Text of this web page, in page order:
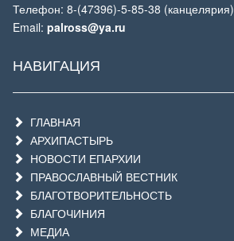
Телефон: 8-(47396)-5-85-38 (канцелярия)
Email: palross@ya.ru
НАВИГАЦИЯ
ГЛАВНАЯ
АРХИПАСТЫРЬ
НОВОСТИ ЕПАРХИИ
ПРАВОСЛАВНЫЙ ВЕСТНИК
БЛАГОТВОРИТЕЛЬНОСТЬ
БЛАГОЧИНИЯ
МЕДИА